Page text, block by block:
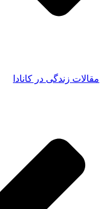
مقالات زندگی در کانادا